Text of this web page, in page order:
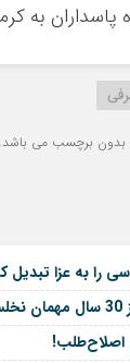
به
بدون برچسب می باشد.
را به عزا تبدیل
اصلاح‌طلب!